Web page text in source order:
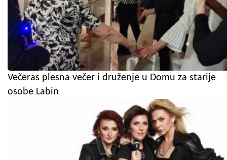
Večeras plesna večer i druženje u Domu za starije
osobe Labin